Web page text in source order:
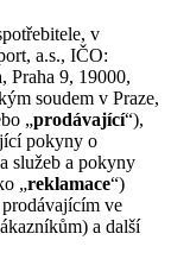
v
a.s., IČO:
Praha 9, 19000,
soudem v Praze,
„prodávající“),
pokyny o
služeb a pokyny
„reklamace“)
ve
a další